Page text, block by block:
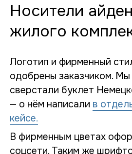
Носители
жилого
Логотип и фирменный
одобрены заказчиком. Мы
сверстали буклет
— о нём написали в
кейсе.
В фирменным цветах
соцсети. Таким же